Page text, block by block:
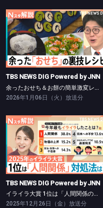
TBS NEWS DIG Powered by JNN
余ったおせち＆お餅の簡単激変レシピ【Nスタ】
TBS NEWS DIG Powered by JNN
余ったおせち＆お餅の簡単激変レシピ【Nスタ】
2026年1月06日（火）放送分
TBS NEWS DIG Powered by JNN
イライラ大賞 1位は「人間関係のストレス」【Nスタ】
TBS NEWS DIG Powered by JNN
イライラ大賞 1位は「人間関係のストレス」【Nスタ】
2025年12月26日（金）放送分